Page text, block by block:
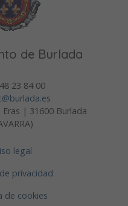
de Burlada
23 84 00
Eras | 31600 Burlada
legal
privacidad
de cookies